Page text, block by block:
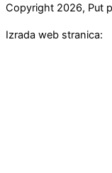
Copyright 2026, Put
Izrada web stranica: